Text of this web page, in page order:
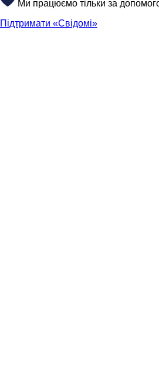
Ми працюємо тільки за
Підтримати «Свідомі»